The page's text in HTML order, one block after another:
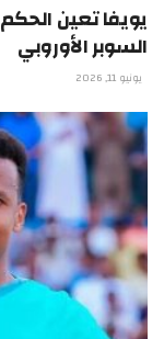
يويفا تعين
السوبر الأوروبي
يونيو 11, 2026